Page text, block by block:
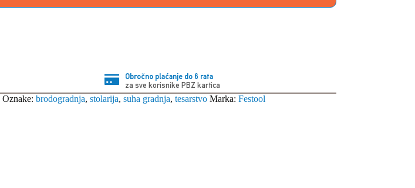
Obročno plaćanje do 6 rata
za sve korisnike PBZ kartica
Oznake: brodogradnja, stolarija, suha gradnja, tesarstvo Marka: Festool